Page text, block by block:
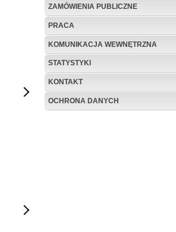
ZAMÓWIENIA PUBLICZNE
PRACA
KOMUNIKACJA WEWNĘTRZNA
STATYSTYKI
KONTAKT
OCHRONA DANYCH